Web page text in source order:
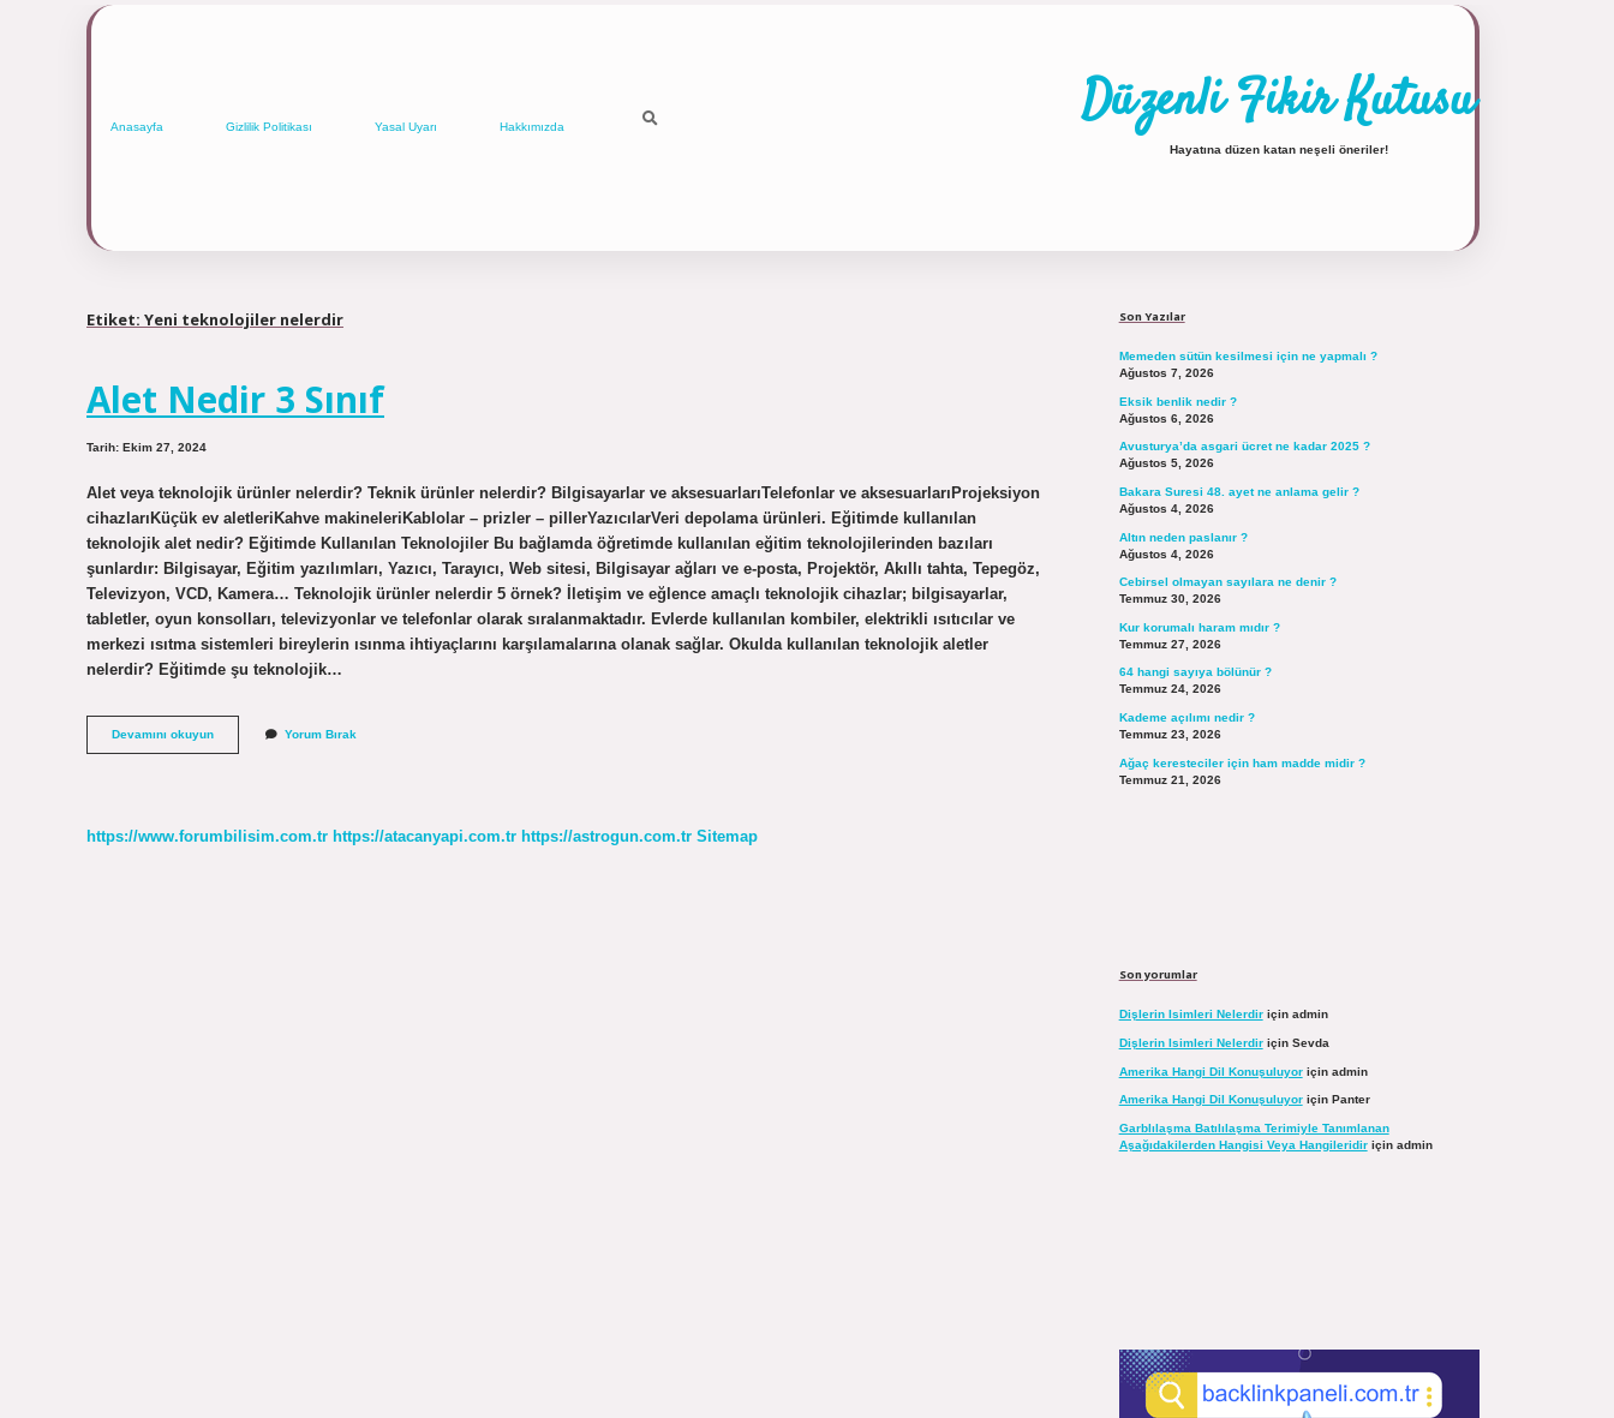
Anasayfa Gizlilik Politikası Yasal Uyarı Hakkımızda Düzenli Fikir Kutusu
Hayatına düzen katan neşeli öneriler!
Etiket: Yeni teknolojiler nelerdir
Alet Nedir 3 Sınıf
Tarih: Ekim 27, 2024
Alet veya teknolojik ürünler nelerdir? Teknik ürünler nelerdir? Bilgisayarlar ve aksesuarlarıTelefonlar ve aksesuarlarıProjeksiyon
cihazlarıKüçük ev aletleriKahve makineleriKablolar – prizler – pillerYazıcılarVeri depolama ürünleri. Eğitimde kullanılan
teknolojik alet nedir? Eğitimde Kullanılan Teknolojiler Bu bağlamda öğretimde kullanılan eğitim teknolojilerinden bazıları
şunlardır: Bilgisayar, Eğitim yazılımları, Yazıcı, Tarayıcı, Web sitesi, Bilgisayar ağları ve e-posta, Projektör, Akıllı tahta, Tepegöz,
Televizyon, VCD, Kamera… Teknolojik ürünler nelerdir 5 örnek? İletişim ve eğlence amaçlı teknolojik cihazlar; bilgisayarlar,
tabletler, oyun konsolları, televizyonlar ve telefonlar olarak sıralanmaktadır. Evlerde kullanılan kombiler, elektrikli ısıtıcılar ve
merkezi ısıtma sistemleri bireylerin ısınma ihtiyaçlarını karşılamalarına olanak sağlar. Okulda kullanılan teknolojik aletler
nelerdir? Eğitimde şu teknolojik…
Devamını okuyunAlet
Nedir
Yorum Bırak
https://www.forumbilisim.com.tr https://atacanyapi.com.tr https://astrogun.com.tr Sitemap
Son Yazılar
Memeden sütün kesilmesi için ne yapmalı ?
Ağustos 7, 2026
Eksik benlik nedir ?
Ağustos 6, 2026
Avusturya’da asgari ücret ne kadar 2025 ?
Ağustos 5, 2026
Bakara Suresi 48. ayet ne anlama gelir ?
Ağustos 4, 2026
Altın neden paslanır ?
Ağustos 4, 2026
Cebirsel olmayan sayılara ne denir ?
Temmuz 30, 2026
Kur korumalı haram mıdır ?
Temmuz 27, 2026
64 hangi sayıya bölünür ?
Temmuz 24, 2026
Kademe açılımı nedir ?
Temmuz 23, 2026
Ağaç keresteciler için ham madde midir ?
Temmuz 21, 2026
Son yorumlar
Dişlerin Isimleri Nelerdiriçin admin
Dişlerin Isimleri Nelerdiriçin Sevda
Amerika Hangi Dil Konuşuluyoriçin admin
Amerika Hangi Dil Konuşuluyoriçin Panter
Garblılaşma Batılılaşma Terimiyle Tanımlanan
Aşağıdakilerden Hangisi Veya Hangileridiriçin admin